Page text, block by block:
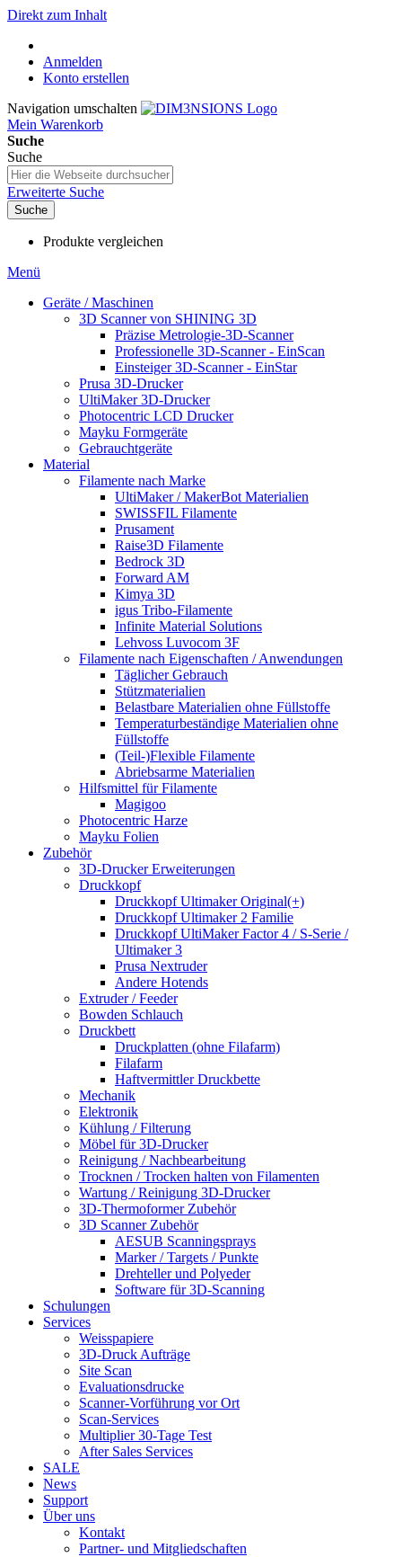
Direkt zum Inhalt
Anmelden
Konto erstellen
Navigation umschalten
Mein Warenkorb
Suche
Suche
Erweiterte Suche
Suche
Produkte vergleichen
Menü
Geräte / Maschinen
3D Scanner von SHINING 3D
Präzise Metrologie-3D-Scanner
Professionelle 3D-Scanner - EinScan
Einsteiger 3D-Scanner - EinStar
Prusa 3D-Drucker
UltiMaker 3D-Drucker
Photocentric LCD Drucker
Mayku Formgeräte
Gebrauchtgeräte
Material
Filamente nach Marke
UltiMaker / MakerBot Materialien
SWISSFIL Filamente
Prusament
Raise3D Filamente
Bedrock 3D
Forward AM
Kimya 3D
igus Tribo-Filamente
Infinite Material Solutions
Lehvoss Luvocom 3F
Filamente nach Eigenschaften / Anwendungen
Täglicher Gebrauch
Stützmaterialien
Belastbare Materialien ohne Füllstoffe
Temperaturbeständige Materialien ohne
Füllstoffe
(Teil-)Flexible Filamente
Abriebsarme Materialien
Hilfsmittel für Filamente
Magigoo
Photocentric Harze
Mayku Folien
Zubehör
3D-Drucker Erweiterungen
Druckkopf
Druckkopf Ultimaker Original(+)
Druckkopf Ultimaker 2 Familie
Druckkopf UltiMaker Factor 4 / S-Serie /
Ultimaker 3
Prusa Nextruder
Andere Hotends
Extruder / Feeder
Bowden Schlauch
Druckbett
Druckplatten (ohne Filafarm)
Filafarm
Haftvermittler Druckbette
Mechanik
Elektronik
Kühlung / Filterung
Möbel für 3D-Drucker
Reinigung / Nachbearbeitung
Trocknen / Trocken halten von Filamenten
Wartung / Reinigung 3D-Drucker
3D-Thermoformer Zubehör
3D Scanner Zubehör
AESUB Scanningsprays
Marker / Targets / Punkte
Drehteller und Polyeder
Software für 3D-Scanning
Schulungen
Services
Weisspapiere
3D-Druck Aufträge
Site Scan
Evaluationsdrucke
Scanner-Vorführung vor Ort
Scan-Services
Multiplier 30-Tage Test
After Sales Services
SALE
News
Support
Über uns
Kontakt
Partner- und Mitgliedschaften